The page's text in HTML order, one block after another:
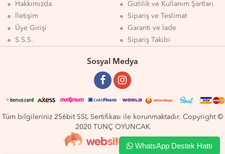
Hakkımızda
İletişim
Üye Girişi
S.S.S.
Gizlilik ve Kullanım Şartları
Sipariş ve Teslimat
Garanti ve İade
Sipariş Takibi
Sosyal Medya
Tüm bilgileriniz 256bit SSL Sertifikası ile korunmaktadır. Copyright ©
2020 TUNÇ OYUNCAK
WhatsApp Destek Hattı